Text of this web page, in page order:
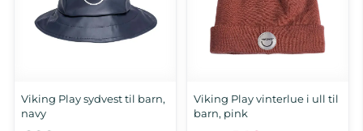
Viking Play sydvest til barn,
navy
Viking Play vinterlue i ull til
barn, pink